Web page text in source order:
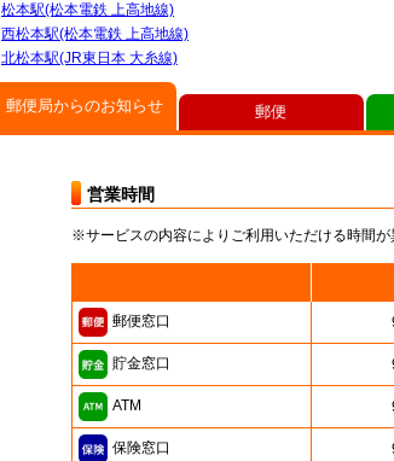
松本駅(松本電鉄 上高地線)
西松本駅(松本電鉄 上高地線)
北松本駅(JR東日本 大糸線)
郵便局からのお知らせ
営業時間
※サービスの内容によりご利用いただける時間が
郵便窓口
貯金窓口
ATM
保険窓口
郵便